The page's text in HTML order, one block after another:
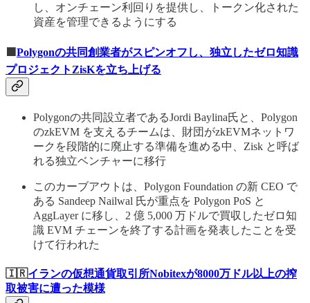
し、オンチェーン利回りを提供し、トークン化された
資産を管理できるようにする
Polygonの共同創業者がスピンオフし、独立したゼロ知識
プロジェクトZisKを立ち上げる
Polygonの共同設立者であるJordi Baylina氏と、Polygon
のzkEVM を支えるチームは、財団がzkEVMネットワ
ークを段階的に廃止する準備を進める中、Zisk と呼ば
れる独立ベンチャーに移行
このカーブアウトは、Polygon Foundation の新 CEO で
ある Sandeep Nailwal 氏が重点を Polygon PoS と
AggLayer に移し、2 億 5,000 万ドルで買収したゼロ知
識 EVM チェーンを終了する計画を発表したことを受
けて行われた
🇮🇷イランの仮想通貨取引所Nobitexが8000万ドル以上の搾
取被害に遭った模様